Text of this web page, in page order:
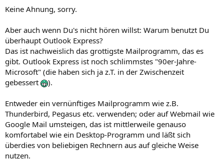
Keine Ahnung, sorry.
Aber auch wenn Du's nicht hören willst: Warum benutzt Du
überhaupt Outlook Express?
Das ist nachweislich das grottigste Mailprogramm, das es
gibt. Outlook Express ist noch schlimmstes "90er-Jahre-
Microsoft" (die haben sich ja z.T. in der Zwischenzeit
gebessert
).
Entweder ein vernünftiges Mailprogramm wie z.B.
Thunderbird, Pegasus etc. verwenden; oder auf Webmail wie
Google Mail umsteigen, das ist mittlerweile genauso
komfortabel wie ein Desktop-Programm und läßt sich
überdies von beliebigen Rechnern aus auf gleiche Weise
nutzen.